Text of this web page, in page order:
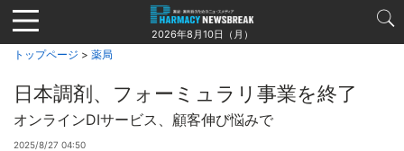
Jump
to
navigation
2026年8月10日（月）
トップページ > 薬局
日本調剤、フォーミュラリ事業を終了
オンラインDIサービス、顧客伸び悩みで
2025/8/27 04:50